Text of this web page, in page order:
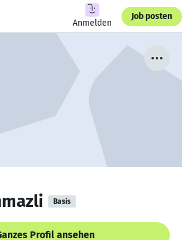
Anmelden
Job posten
Basis
Profil ansehen